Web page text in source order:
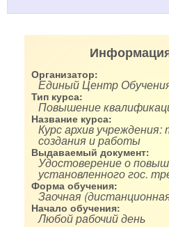
Организатор:
Единый Центр
Тип курса:
Повышение
Название курса:
Курс архив
создания и работы
Выдаваемый документ:
Удостоверение о
установленного гос.
Форма обучения:
Заочная
Начало обучения:
Любой рабочий день